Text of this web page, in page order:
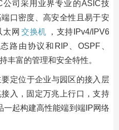
公司采用业界专业的ASIC技
口密度、高安全性且易于安
太网 交换机
，支持IPv4/IPV6
路由协议和RIP、OSPF、
丰富的管理和安全特性。
定位于企业与园区的接入层
入，固定万兆上行口，支持
一起构建高性能端到端IP网络